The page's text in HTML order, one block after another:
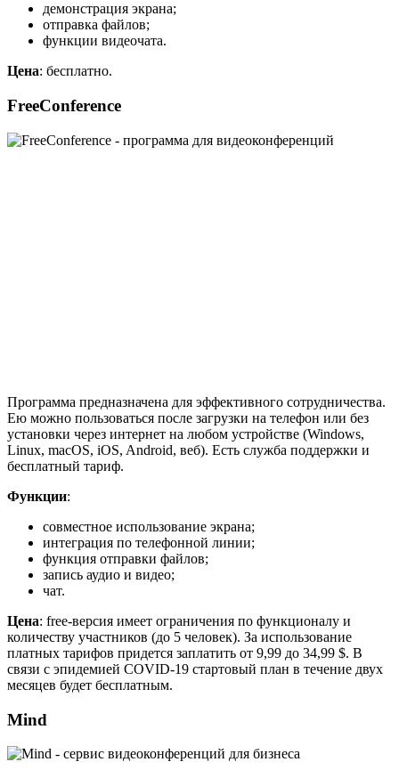
демонстрация экрана;
отправка файлов;
функции видеочата.
Цена: бесплатно.
FreeConference
Программа предназначена для эффективного сотрудничества.
Ею можно пользоваться после загрузки на телефон или без
установки через интернет на любом устройстве (Windows,
Linux, macOS, iOS, Android, веб). Есть служба поддержки и
бесплатный тариф.
Функции:
совместное использование экрана;
интеграция по телефонной линии;
функция отправки файлов;
запись аудио и видео;
чат.
Цена: free-версия имеет ограничения по функционалу и
количеству участников (до 5 человек). За использование
платных тарифов придется заплатить от 9,99 до 34,99 $. В
связи с эпидемией COVID-19 стартовый план в течение двух
месяцев будет бесплатным.
Mind